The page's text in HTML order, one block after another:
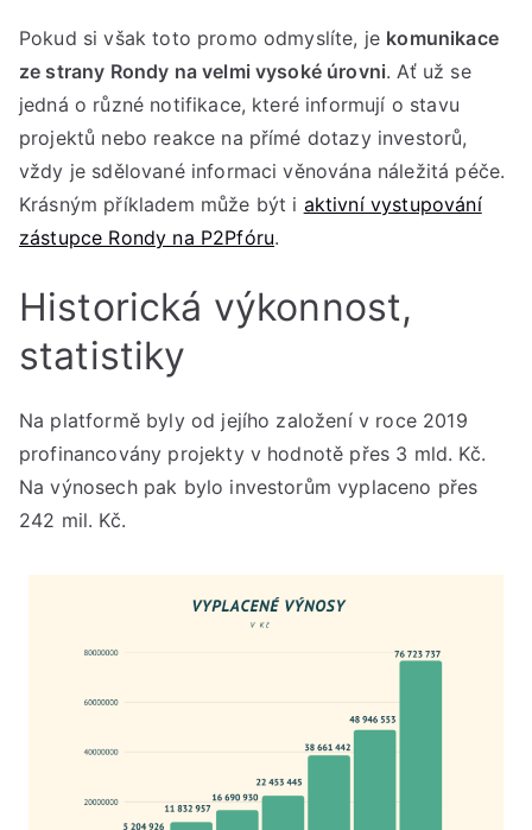
Pokud si však toto promo odmyslíte, je komunikace
ze strany Rondy na velmi vysoké úrovni. Ať už se
jedná o různé notifikace, které informují o stavu
projektů nebo reakce na přímé dotazy investorů,
vždy je sdělované informaci věnována náležitá péče.
Krásným příkladem může být i aktivní vystupování
zástupce Rondy na P2Pfóru.
Historická výkonnost,
statistiky
Na platformě byly od jejího založení v roce 2019
profinancovány projekty v hodnotě přes 3 mld. Kč.
Na výnosech pak bylo investorům vyplaceno přes
242 mil. Kč.